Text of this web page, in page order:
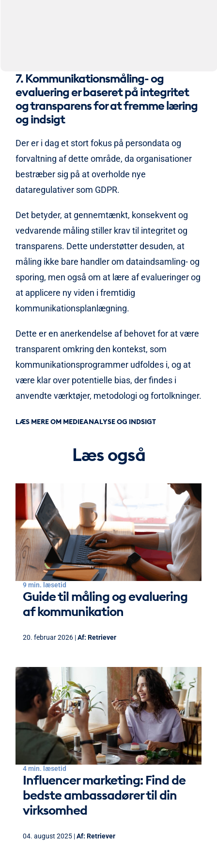
7. Kommunikationsmåling- og
evaluering er baseret på integritet
og transparens for at fremme læring
og indsigt
Der er i dag et stort fokus på persondata og
forvaltning af dette område, da organisationer
bestræber sig på at overholde nye
dataregulativer som GDPR.
Det betyder, at gennemtænkt, konsekvent og
vedvarende måling stiller krav til integritet og
transparens. Dette understøtter desuden, at
måling ikke bare handler om dataindsamling- og
sporing, men også om at lære af evalueringer og
at applicere ny viden i fremtidig
kommunikationsplanlægning.
Dette er en anerkendelse af behovet for at være
transparent omkring den kontekst, som
kommunikationsprogrammer udfoldes i, og at
være klar over potentielle bias, der findes i
anvendte værktøjer, metodologi og fortolkninger.
LÆS MERE OM MEDIEANALYSE OG INDSIGT
Læs også
9 min. læsetid
Guide til måling og evaluering
af kommunikation
20. februar 2026 |Af: Retriever
4 min. læsetid
Influencer marketing: Find de
bedste ambassadører til din
virksomhed
04. august 2025 |Af: Retriever